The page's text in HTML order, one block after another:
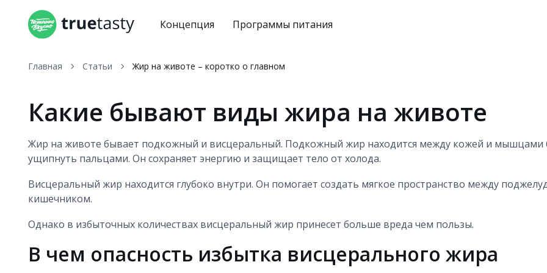
Концепция Программы питания
Главная Статьи Жир на животе – коротко о главном
Какие бывают виды жира на животе
Жир на животе бывает подкожный и висцеральный. Подкожный жир находится между кожей и
ущипнуть пальцами. Он сохраняет энергию и защищает тело от холода.
Висцеральный жир находится глубоко внутри. Он помогает создать мягкое пространство между
кишечником.
Однако в избыточных количествах висцеральный жир принесет больше вреда чем пользы.
В чем опасность избытка висцерального жира